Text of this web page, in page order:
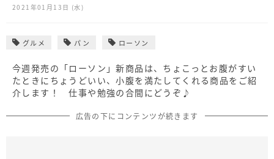
2021年01月13日 (水)
グルメ パン ローソン
今週発売の「ローソン」新商品は、ちょこっとお腹がすい
たときにちょうどいい、小腹を満たしてくれる商品をご紹
介します！ 仕事や勉強の合間にどうぞ♪
広告の下にコンテンツが続きます